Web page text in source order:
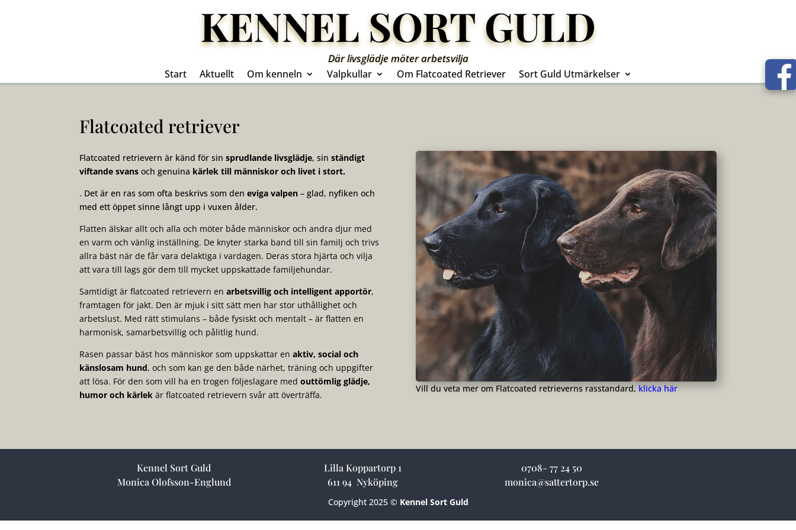
KENNEL SORT GULD
Där livsglädje möter arbetsvilja
Start Aktuellt Om kenneln Valpkullar Om Flatcoated Retriever Sort Guld Utmärkelser
Flatcoated retriever
Flatcoated retrievern är känd för sinsprudlande livsglädje, sinständigt
viftande svans och genuina kärlek till människor och livet i stort.
. Det är en ras som ofta beskrivs som deneviga valpen – glad, nyfiken och
med ett öppet sinne långt upp i vuxen ålder.
Flatten älskar allt och alla och möter både människor och andra djur med
en varm och vänlig inställning. De knyter starka band till sin familj och trivs
allra bäst när de får vara delaktiga i vardagen. Deras stora hjärta och vilja
att vara till lags gör dem till mycket uppskattade familjehundar.
Samtidigt är flatcoated retrievern enarbetsvillig och intelligent apportör,
framtagen för jakt. Den är mjuk i sitt sätt men har stor uthållighet och
arbetslust. Med rätt stimulans – både fysiskt och mentalt – är flatten en
harmonisk, samarbetsvillig och pålitlig hund.
Rasen passar bäst hos människor som uppskattar enaktiv, social och
känslosam hund, och som kan ge den både närhet, träning och uppgifter
att lösa. För den som vill ha en trogen följeslagare medouttömlig glädje,
humor och kärlek är flatcoated retrievern svår att överträffa.
Vill du veta mer om Flatcoated retrieverns rasstandard,klicka här
Kennel Sort Guld
Monica Olofsson-Englund
Lilla Koppartorp 1
611 94 Nyköping
0708- 77 24 50
monica@sattertorp.se
Copyright 2025 © Kennel Sort Guld